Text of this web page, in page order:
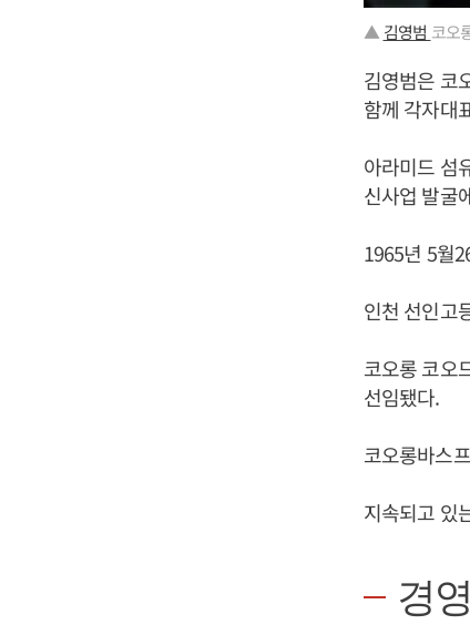
▲ 김영범 코오
김영범은 코
함께 각자대
아라미드 섬
신사업 발굴
1965년 5월
인천 선인고
코오롱 코오
선임됐다.
코오롱바스
지속되고 있
경